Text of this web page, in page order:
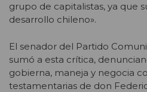
grupo de capitalistas, ya que
desarrollo chileno».
El senador del Partido
sumó a esta crítica,
gobierna, maneja y negocia
testamentarias de don